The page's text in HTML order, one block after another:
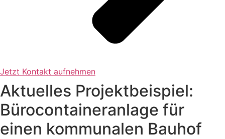
Jetzt Kontakt aufnehmen
Aktuelles Projektbeispiel:
Bürocontaineranlage für
einen kommunalen Bauhof